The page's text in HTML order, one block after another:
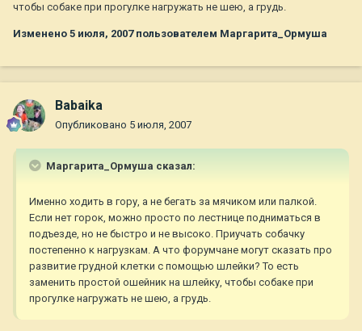
чтобы собаке при прогулке нагружать не шею, а грудь.
Изменено 5 июля, 2007пользователем Маргарита_Ормуша
Babaika
Опубликовано 5 июля, 2007
Маргарита_Ормуша сказал:
Именно ходить в гору, а не бегать за мячиком или палкой.
Если нет горок, можно просто по лестнице подниматься в
подъезде, но не быстро и не высоко. Приучать собачку
постепенно к нагрузкам. А что форумчане могут сказать про
развитие грудной клетки с помощью шлейки? То есть
заменить простой ошейник на шлейку, чтобы собаке при
прогулке нагружать не шею, а грудь.